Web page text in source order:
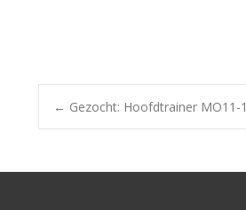
← Gezocht: Hoofdtrainer MO11-1